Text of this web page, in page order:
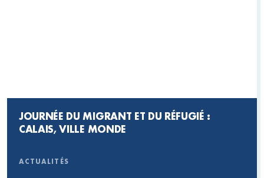
JOURNÉE DU MIGRANT ET DU RÉFUGIÉ :
CALAIS, VILLE MONDE
ACTUALITÉS